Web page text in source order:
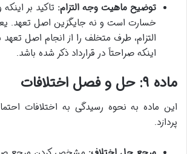
توضیح ماهیت وجه التزام: تاکید بر
خسارت است و نه جایگزین اصل تعهد.
التزام، طرف متخلف را از انجام اصل
اینکه صراحتاً در قرارداد ذکر شده باشد.
ماده ۹: حل و فصل اختلافات
این ماده به نحوه رسیدگی به اختلافات
پردازد.